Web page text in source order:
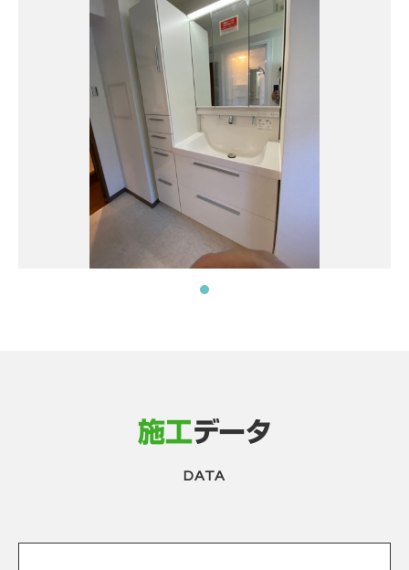
施工データ
DATA